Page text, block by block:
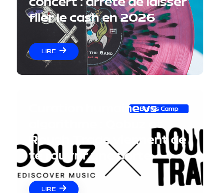
filer le cash en 2026
LIRE
Bands Camp
Curation humaine vs
Rough Trade viennent de
te rouvrir une porte
LIRE